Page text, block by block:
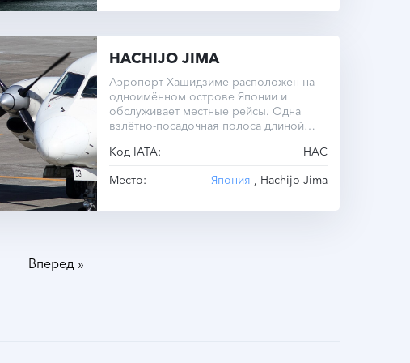
HACHIJO JIMA
Аэропорт Хашидзиме расположен на
одноимённом острове Японии и
обслуживает местные рейсы. Одна
взлётно-посадочная полоса длиной
Код IATA:
HAC
Место:
Япония , Hachijo Jima
»